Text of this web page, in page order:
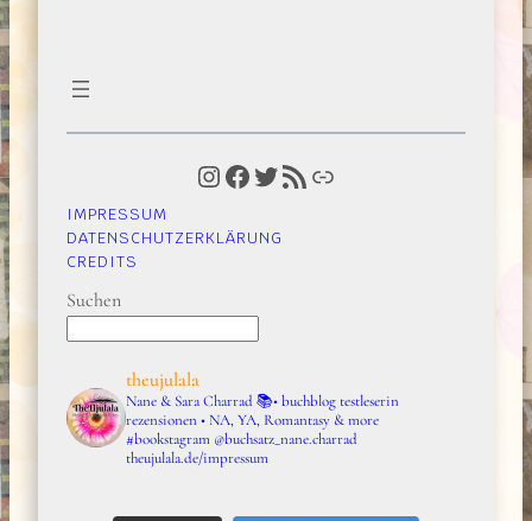
Instagram Facebook Twitter RSS-Feed Link
IMPRESSUM
DATENSCHUTZERKLÄRUNG
CREDITS
Suchen
theujulala
Nane & Sara Charrad📚• buchblog testleserin
rezensionen • NA, YA, Romantasy & more
#bookstagram @buchsatz_nane.charrad
theujulala.de/impressum